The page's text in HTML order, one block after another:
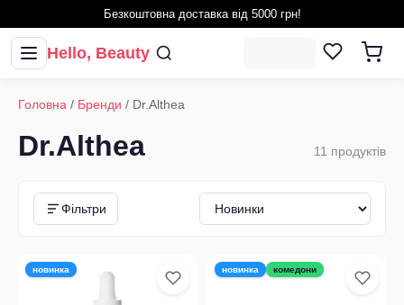
Безкоштовна доставка від 5000 грн!
Hello, Beauty
Головна / Бренди / Dr.Althea
Dr.Althea 11 продуктів
Фільтри
новинка новинка комедони